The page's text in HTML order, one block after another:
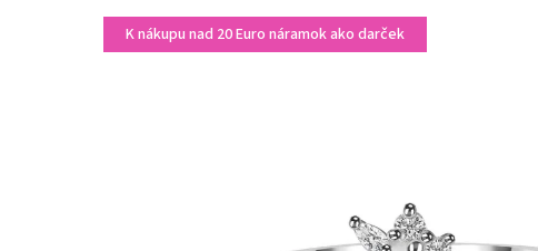
K nákupu nad 20 Euro náramok ako darček